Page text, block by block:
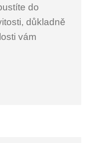
do
důkladně
vám